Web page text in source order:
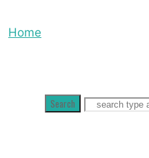
Search
"הידרנט"